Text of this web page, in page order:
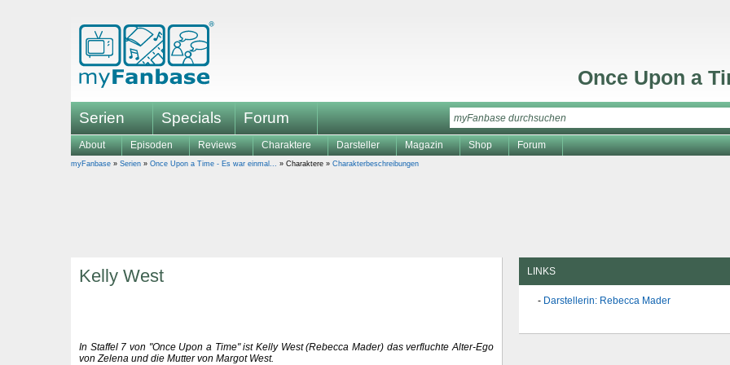
Once Upon a
Serien Specials Forum
About Episoden Reviews Charaktere Darsteller Magazin Shop Forum
myFanbase » Serien » Once Upon a Time - Es war einmal... » Charaktere » Charakterbeschreibungen
Kelly West
In Staffel 7 von "Once Upon a Time" ist Kelly West (Rebecca Mader) das verfluchte Alter-Ego
von Zelena und die Mutter von Margot West.
LINKS
Darstellerin: Rebecca Mader